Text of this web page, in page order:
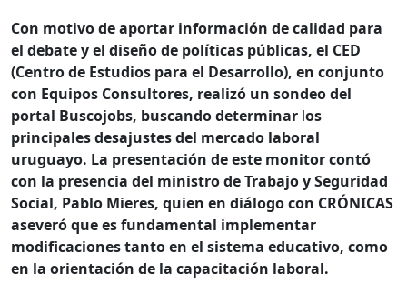
Con motivo de aportar información de calidad para
el debate y el diseño de políticas públicas, el CED
(Centro de Estudios para el Desarrollo), en conjunto
con Equipos Consultores, realizó un sondeo del
portal Buscojobs, buscando determinar los
principales desajustes del mercado laboral
uruguayo. La presentación de este monitor contó
con la presencia del ministro de Trabajo y Seguridad
Social, Pablo Mieres, quien en diálogo con CRÓNICAS
aseveró que es fundamental implementar
modificaciones tanto en el sistema educativo, como
en la orientación de la capacitación laboral.